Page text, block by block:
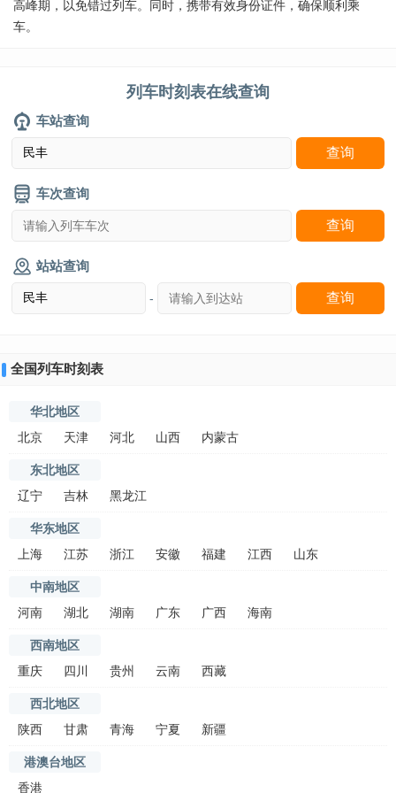
高峰期，以免错过列车。同时，携带有效身份证件，确保顺利乘
车。
列车时刻表在线查询
车站查询
车次查询
站站查询
-
全国列车时刻表
华北地区
北京
天津 河北 山西 内蒙古
东北地区
辽宁
吉林 黑龙江
华东地区
上海
江苏 浙江 安徽 福建 江西 山东
中南地区
河南
湖北 湖南 广东 广西 海南
西南地区
重庆
四川 贵州 云南 西藏
西北地区
陕西
甘肃 青海 宁夏 新疆
港澳台地区
香港